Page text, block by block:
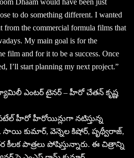
Dhaam would have been just
to do something different. I wanted
from the commercial formula films that
My main goal is for the
film and for it to be a success. Once
I’ll start planning my next project.”
ఎంటర్ టైనర్ – హీరో చేతన్ కృష్ణ
హీరో హీరోయిన్లుగా నటిస్తున్న
సాయి కుమార్, వెన్నెల కిషోర్, పృథ్వీరాజ్,
పాత్రలు పోషిస్తున్నారు. ఈ చిత్రాన్ని